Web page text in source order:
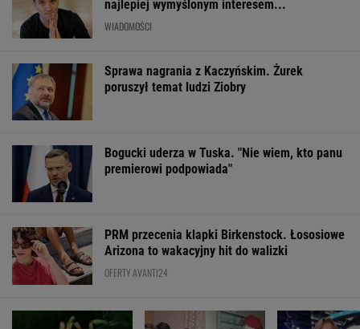
najlepiej wymyślonym interesem...
WIADOMOŚCI
Sprawa nagrania z Kaczyńskim. Żurek
poruszył temat ludzi Ziobry
Bogucki uderza w Tuska. "Nie wiem, kto panu
premierowi podpowiada"
PRM przecenia klapki Birkenstock. Łososiowe
Arizona to wakacyjny hit do walizki
OFERTY AVANTI24